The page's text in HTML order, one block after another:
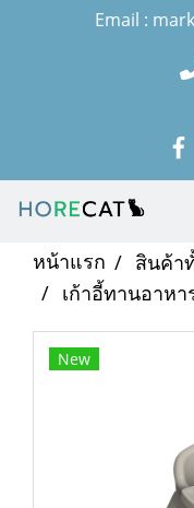
Email :
หน้าแรก สินค้า
เก้าอี้ทานอาหา
New